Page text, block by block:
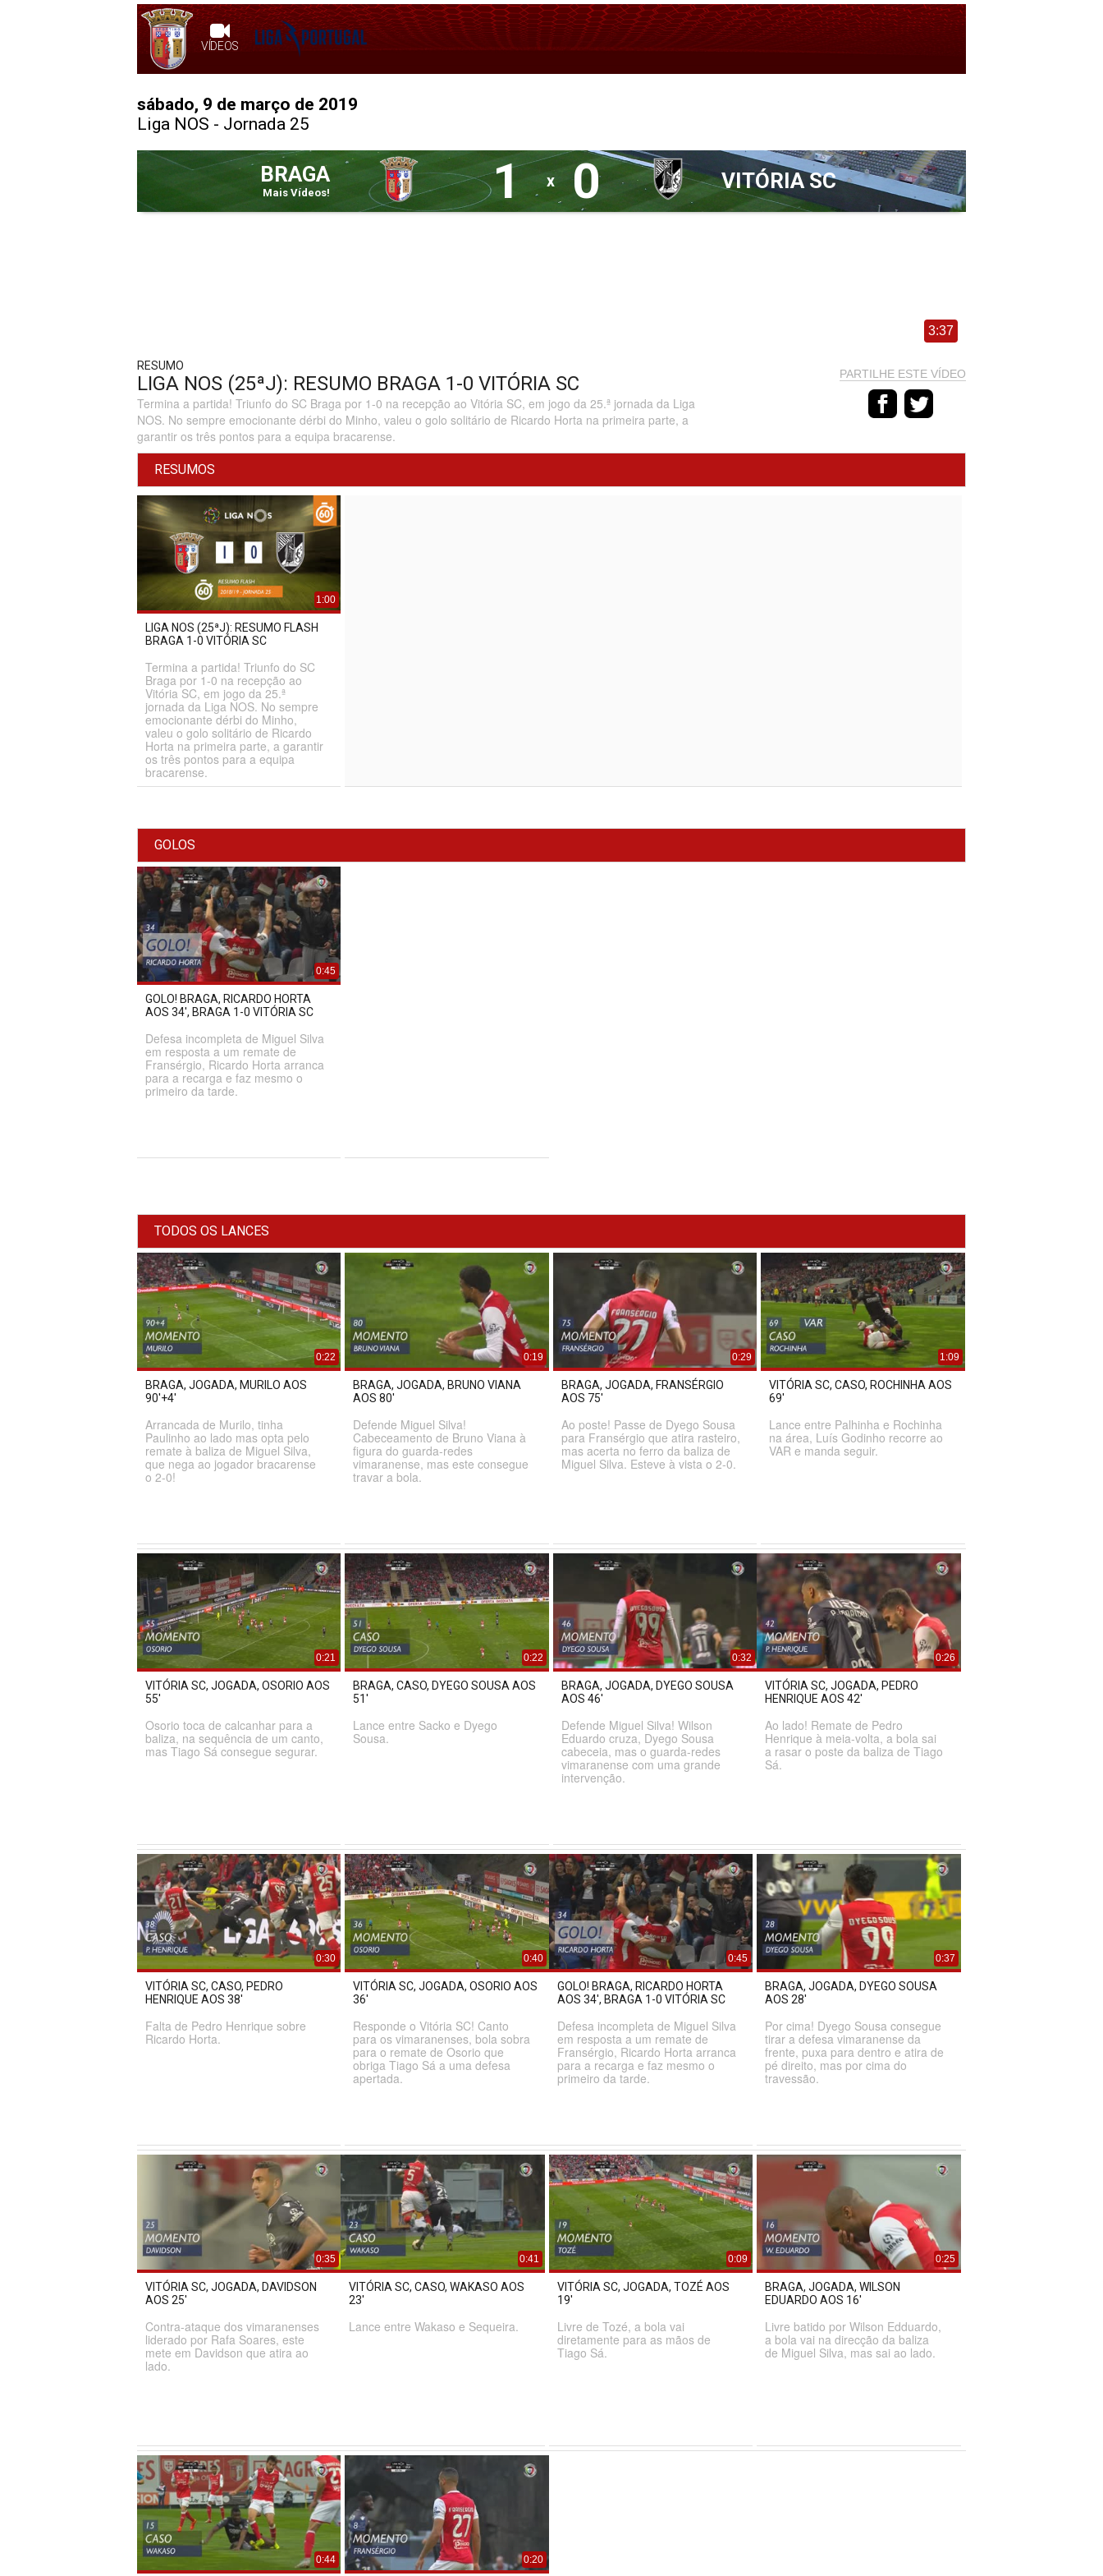
VÍDEOS
sábado, 9 de março de 2019
Liga NOS - Jornada 25
BRAGA
Mais Vídeos! 1 x 0 VITÓRIA SC
3:37
RESUMO
LIGA NOS (25ªJ): RESUMO BRAGA 1-0 VITÓRIA SC
Termina a partida! Triunfo do SC Braga por 1-0 na recepção ao Vitória SC, em jogo da 25.ª jornada da Liga
NOS. No sempre emocionante dérbi do Minho, valeu o golo solitário de Ricardo Horta na primeira parte, a
garantir os três pontos para a equipa bracarense.
PARTILHE ESTE VÍDEO
RESUMOS
1:00
LIGA NOS (25ªJ): RESUMO FLASH
BRAGA 1-0 VITÓRIA SC
Termina a partida! Triunfo do SC
Braga por 1-0 na recepção ao
Vitória SC, em jogo da 25.ª
jornada da Liga NOS. No sempre
emocionante dérbi do Minho,
valeu o golo solitário de Ricardo
Horta na primeira parte, a garantir
os três pontos para a equipa
bracarense.
GOLOS
0:45
GOLO! BRAGA, RICARDO HORTA
AOS 34', BRAGA 1-0 VITÓRIA SC
Defesa incompleta de Miguel Silva
em resposta a um remate de
Fransérgio, Ricardo Horta arranca
para a recarga e faz mesmo o
primeiro da tarde.
TODOS OS LANCES
0:22
BRAGA, JOGADA, MURILO AOS
90'+4'
Arrancada de Murilo, tinha
Paulinho ao lado mas opta pelo
remate à baliza de Miguel Silva,
que nega ao jogador bracarense
o 2-0!
0:19
BRAGA, JOGADA, BRUNO VIANA
AOS 80'
Defende Miguel Silva!
Cabeceamento de Bruno Viana à
figura do guarda-redes
vimaranense, mas este consegue
travar a bola.
0:29
BRAGA, JOGADA, FRANSÉRGIO
AOS 75'
Ao poste! Passe de Dyego Sousa
para Fransérgio que atira rasteiro,
mas acerta no ferro da baliza de
Miguel Silva. Esteve à vista o 2-0.
1:09
VITÓRIA SC, CASO, ROCHINHA AOS
69'
Lance entre Palhinha e Rochinha
na área, Luís Godinho recorre ao
VAR e manda seguir.
0:21
VITÓRIA SC, JOGADA, OSORIO AOS
55'
Osorio toca de calcanhar para a
baliza, na sequência de um canto,
mas Tiago Sá consegue segurar.
0:22
BRAGA, CASO, DYEGO SOUSA AOS
51'
Lance entre Sacko e Dyego
Sousa.
0:32
BRAGA, JOGADA, DYEGO SOUSA
AOS 46'
Defende Miguel Silva! Wilson
Eduardo cruza, Dyego Sousa
cabeceia, mas o guarda-redes
vimaranense com uma grande
intervenção.
0:26
VITÓRIA SC, JOGADA, PEDRO
HENRIQUE AOS 42'
Ao lado! Remate de Pedro
Henrique à meia-volta, a bola sai
a rasar o poste da baliza de Tiago
Sá.
0:30
VITÓRIA SC, CASO, PEDRO
HENRIQUE AOS 38'
Falta de Pedro Henrique sobre
Ricardo Horta.
0:40
VITÓRIA SC, JOGADA, OSORIO AOS
36'
Responde o Vitória SC! Canto
para os vimaranenses, bola sobra
para o remate de Osorio que
obriga Tiago Sá a uma defesa
apertada.
0:45
GOLO! BRAGA, RICARDO HORTA
AOS 34', BRAGA 1-0 VITÓRIA SC
Defesa incompleta de Miguel Silva
em resposta a um remate de
Fransérgio, Ricardo Horta arranca
para a recarga e faz mesmo o
primeiro da tarde.
0:37
BRAGA, JOGADA, DYEGO SOUSA
AOS 28'
Por cima! Dyego Sousa consegue
tirar a defesa vimaranense da
frente, puxa para dentro e atira de
pé direito, mas por cima do
travessão.
0:35
VITÓRIA SC, JOGADA, DAVIDSON
AOS 25'
Contra-ataque dos vimaranenses
liderado por Rafa Soares, este
mete em Davidson que atira ao
lado.
0:41
VITÓRIA SC, CASO, WAKASO AOS
23'
Lance entre Wakaso e Sequeira.
0:09
VITÓRIA SC, JOGADA, TOZÉ AOS
19'
Livre de Tozé, a bola vai
diretamente para as mãos de
Tiago Sá.
0:25
BRAGA, JOGADA, WILSON
EDUARDO AOS 16'
Livre batido por Wilson Edduardo,
a bola vai na direcção da baliza
de Miguel Silva, mas sai ao lado.
0:44 0:20